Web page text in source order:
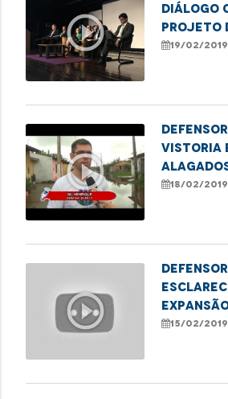
play_circle_outline
diálogo
projeto
Anticrime
19/02/2019
play_circle_outline
vistoria
18/02/2019
play_circle_outline 15/02/2019